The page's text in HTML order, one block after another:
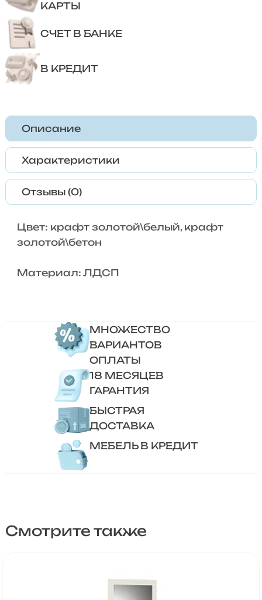
КАРТЫ
СЧЕТ В БАНКЕ
В КРЕДИТ
Описание
Характеристики
Отзывы (0)
Цвет: крафт золотой\белый, крафт
золотой\бетон
Материал: ЛДСП
МНОЖЕСТВО
ВАРИАНТОВ
ОПЛАТЫ
18 МЕСЯЦЕВ
ГАРАНТИЯ
БЫСТРАЯ
ДОСТАВКА
МЕБЕЛЬ В КРЕДИТ
Смотрите также